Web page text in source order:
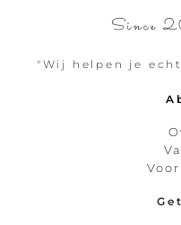
Since
"Wij helpen je